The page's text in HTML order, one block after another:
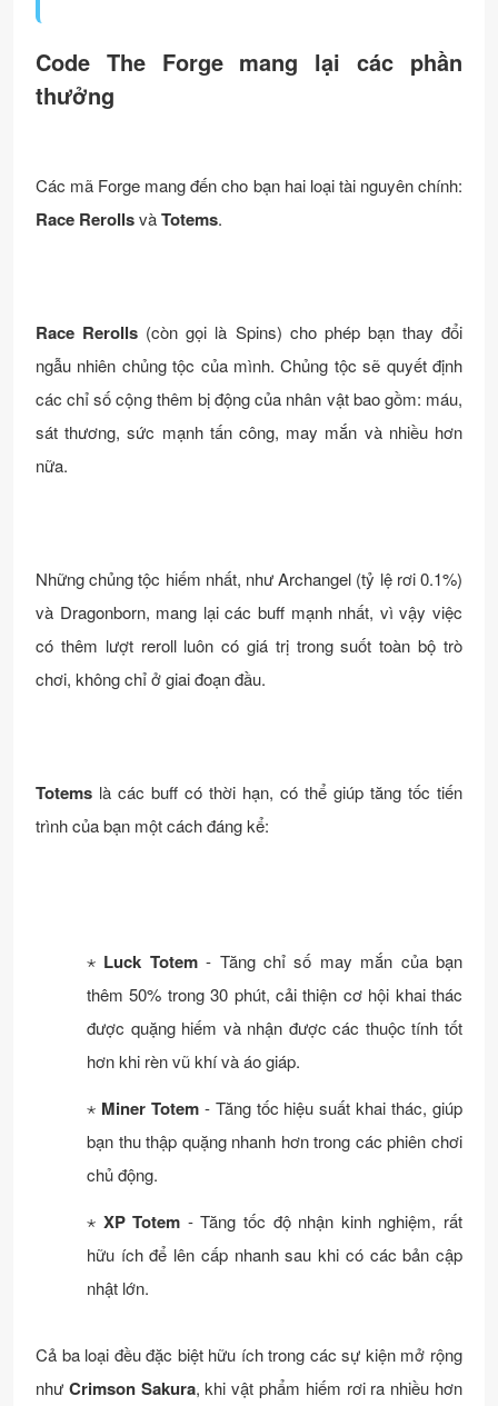
Code The Forge mang lại các phần
thưởng
Các mã Forge mang đến cho bạn hai loại tài nguyên chính:
Race RerollsvàTotems.
Race Rerolls (còn gọi là Spins) cho phép bạn thay đổi
ngẫu nhiên chủng tộc của mình. Chủng tộc sẽ quyết định
các chỉ số cộng thêm bị động của nhân vật bao gồm: máu,
sát thương, sức mạnh tấn công, may mắn và nhiều hơn
nữa.
Những chủng tộc hiếm nhất, như Archangel (tỷ lệ rơi 0.1%)
và Dragonborn, mang lại các buff mạnh nhất, vì vậy việc
có thêm lượt reroll luôn có giá trị trong suốt toàn bộ trò
chơi, không chỉ ở giai đoạn đầu.
Totems là các buff có thời hạn, có thể giúp tăng tốc tiến
trình của bạn một cách đáng kể:
⋆ Luck Totem- Tăng chỉ số may mắn của bạn
thêm 50% trong 30 phút, cải thiện cơ hội khai thác
được quặng hiếm và nhận được các thuộc tính tốt
hơn khi rèn vũ khí và áo giáp.
⋆ Miner Totem- Tăng tốc hiệu suất khai thác, giúp
bạn thu thập quặng nhanh hơn trong các phiên chơi
chủ động.
⋆ XP Totem - Tăng tốc độ nhận kinh nghiệm, rất
hữu ích để lên cấp nhanh sau khi có các bản cập
nhật lớn.
Cả ba loại đều đặc biệt hữu ích trong các sự kiện mở rộng
như Crimson Sakura, khi vật phẩm hiếm rơi ra nhiều hơn